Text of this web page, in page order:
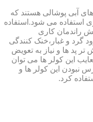
های آبی پوشالی هستند که
استفاده می شود.استفاده
راندمان کاری
گرد و غبار،خنک کنندگی
پد ها و نیاز به تعویض
این کولر ها می توان
نبودن این کولر ها و
کرد.